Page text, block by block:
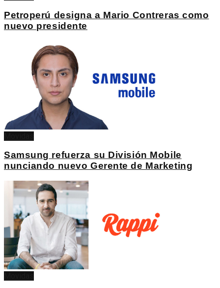
Petroperú designa a Mario Contreras como
nuevo presidente
Samsung refuerza su División Mobile
nunciando nuevo Gerente de Marketing